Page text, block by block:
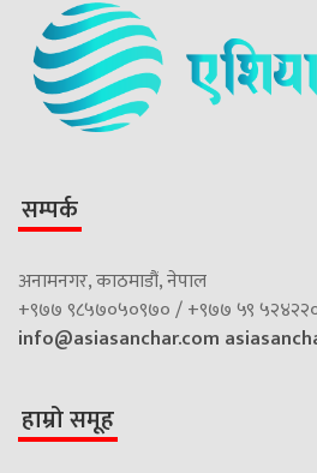
सम्पर्क
अनामनगर, काठमाडौं, नेपाल
+९७७ ९८५७०५०९७० / +९७७ ५९
info@asiasanchar.com
हाम्रो समूह